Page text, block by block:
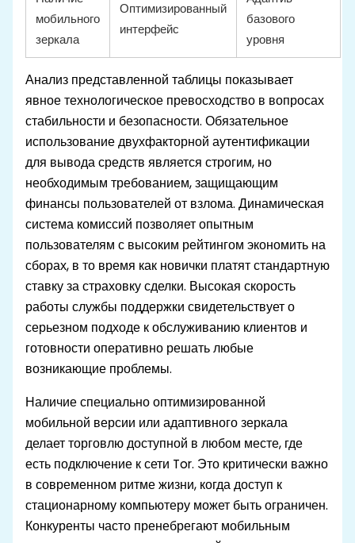
мобильного
зеркала
Оптимизированный
интерфейс
базового
уровня
Анализ представленной таблицы показывает
явное технологическое превосходство в вопросах
стабильности и безопасности. Обязательное
использование двухфакторной аутентификации
для вывода средств является строгим, но
необходимым требованием, защищающим
финансы пользователей от взлома. Динамическая
система комиссий позволяет опытным
пользователям с высоким рейтингом экономить на
сборах, в то время как новички платят стандартную
ставку за страховку сделки. Высокая скорость
работы службы поддержки свидетельствует о
серьезном подходе к обслуживанию клиентов и
готовности оперативно решать любые
возникающие проблемы.
Наличие специально оптимизированной
мобильной версии или адаптивного зеркала
делает торговлю доступной в любом месте, где
есть подключение к сети Tor. Это критически важно
в современном ритме жизни, когда доступ к
стационарному компьютеру может быть ограничен.
Конкуренты часто пренебрегают мобильным